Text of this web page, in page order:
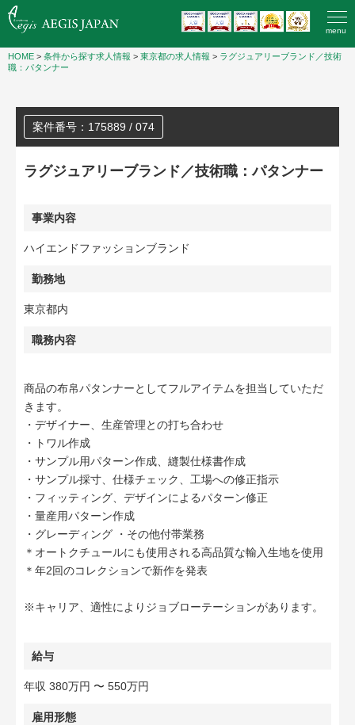
menu
HOME > 条件から探す求人情報 > 東京都の求人情報 > ラグジュアリーブランド／技術
職：パタンナー
案件番号：175889 / 074
ラグジュアリーブランド／技術職：パタンナー
事業内容
ハイエンドファッションブランド
勤務地
東京都内
職務内容
商品の布帛パタンナーとしてフルアイテムを担当していただ
きます。
・デザイナー、生産管理との打ち合わせ
・トワル作成
・サンプル用パターン作成、縫製仕様書作成
・サンプル採寸、仕様チェック、工場への修正指示
・フィッティング、デザインによるパターン修正
・量産用パターン作成
・グレーディング ・その他付帯業務
＊オートクチュールにも使用される高品質な輸入生地を使用
＊年2回のコレクションで新作を発表
※キャリア、適性によりジョブローテーションがあります。
給与
年収 380万円 〜 550万円
雇用形態